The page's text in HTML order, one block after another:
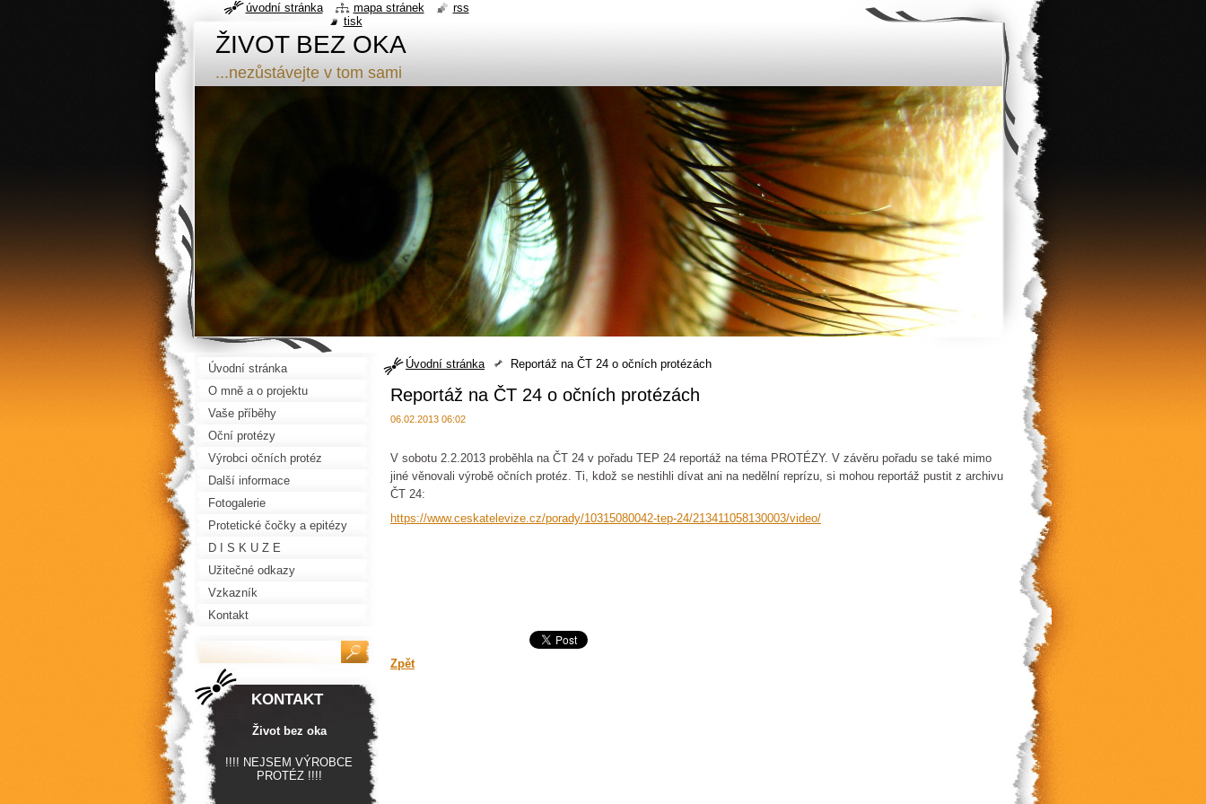
ŽIVOT BEZ OKA
...nezůstávejte v tom sami
Úvodní stránka Reportáž na ČT 24 o očních protézách
Reportáž na ČT 24 o očních protézách
06.02.2013 06:02
V sobotu 2.2.2013 proběhla na ČT 24 v pořadu TEP 24 reportáž na téma PROTÉZY. V závěru pořadu se také mimo
jiné věnovali výrobě očních protéz. Ti, kdož se nestihli dívat ani na nedělní reprízu, si mohou reportáž pustit z archivu
ČT 24:
https://www.ceskatelevize.cz/porady/10315080042-tep-24/213411058130003/video/
Zpět
Úvodní stránka
O mně a o projektu
Vaše příběhy
Oční protézy
Výrobci očních protéz
Další informace
Fotogalerie
Protetické čočky a epitézy
D I S K U Z E
Užitečné odkazy
Vzkazník
Kontakt
KONTAKT
Život bez oka
!!!! NEJSEM VÝROBCE
PROTÉZ !!!!
úvodní stránka mapa stránek
rss
tisk